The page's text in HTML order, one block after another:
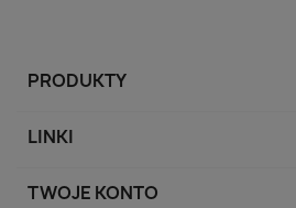
PRODUKTY
LINKI
TWOJE KONTO